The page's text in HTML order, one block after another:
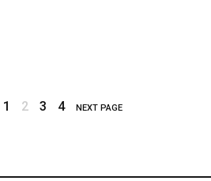
1 2 3 4 NEXT PAGE